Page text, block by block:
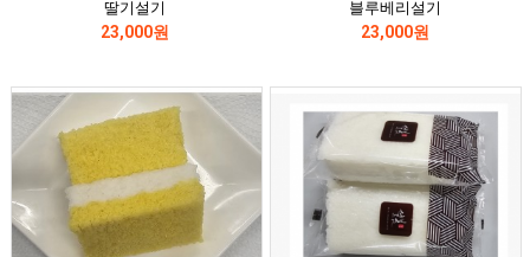
딸기설기
23,000원
블루베리설기
23,000원